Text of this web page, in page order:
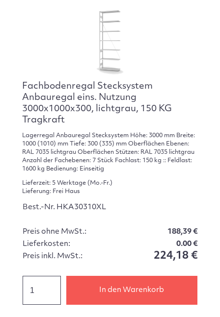
Fachbodenregal Stecksystem
Anbauregal eins. Nutzung
3000x1000x300, lichtgrau, 150 KG
Tragkraft
Lagerregal Anbauregal Stecksystem Höhe: 3000 mm Breite:
1000 (1010) mm Tiefe: 300 (335) mm Oberflächen Ebenen:
RAL 7035 lichtgrau Oberflächen Stützen: RAL 7035 lichtgrau
Anzahl der Fachebenen: 7 Stück Fachlast: 150 kg :: Feldlast:
1600 kg Bedienung: Einseitig
Lieferzeit: 5 Werktage (Mo.-Fr.)
Lieferung: Frei Haus
Best.-Nr. HKA30310XL
Preis ohne MwSt.:
188,39 €
Lieferkosten:
0.00 €
Preis inkl. MwSt.:
224,18 €
In den Warenkorb